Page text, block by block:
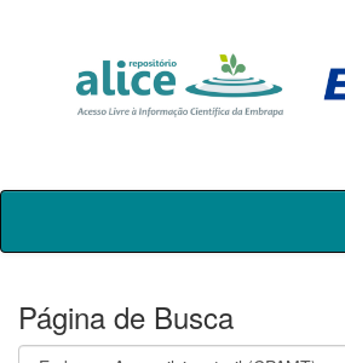
Skip
Página de Busca